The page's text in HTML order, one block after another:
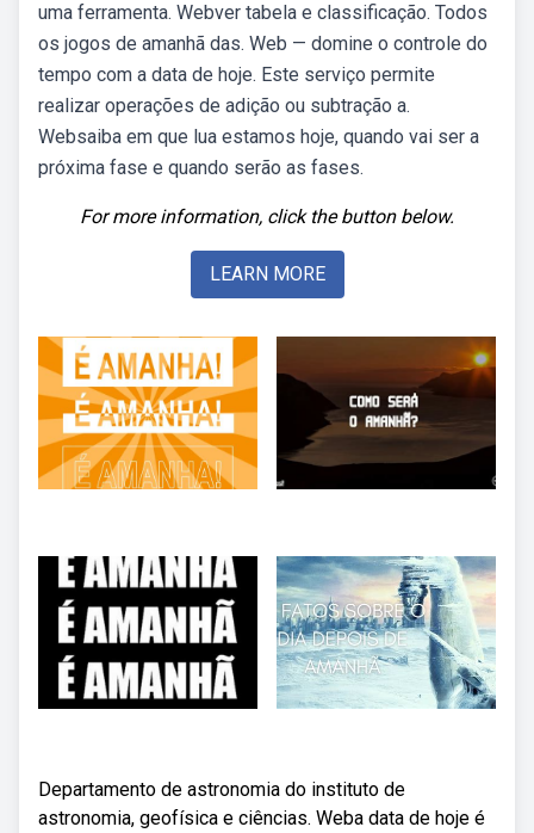
uma ferramenta. Webver tabela e classificação. Todos
os jogos de amanhã das. Web — domine o controle do
tempo com a data de hoje. Este serviço permite
realizar operações de adição ou subtração a.
Websaiba em que lua estamos hoje, quando vai ser a
próxima fase e quando serão as fases.
For more information, click the button below.
LEARN MORE
Departamento de astronomia do instituto de
astronomia, geofísica e ciências. Weba data de hoje é